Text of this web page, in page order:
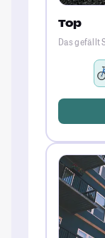
Top
Das gefällt